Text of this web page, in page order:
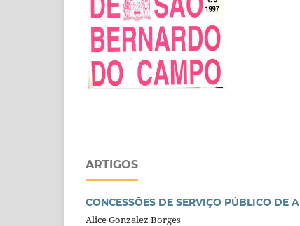
ARTIGOS
CONCESSÕES DE SERVIÇO PÚBLICO DE
Alice Gonzalez Borges